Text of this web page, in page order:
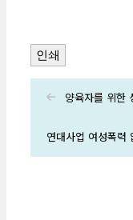
인쇄
양육자를 위한
연대사업 여성폭력 없는 안전한 동북